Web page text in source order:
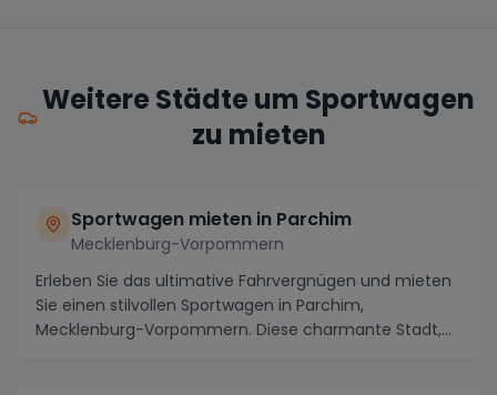
Weitere Städte um Sportwagen
zu mieten
Sportwagen mieten in Parchim
Mecklenburg-Vorpommern
Erleben Sie das ultimative Fahrvergnügen und mieten
Sie einen stilvollen Sportwagen in Parchim,
Mecklenburg-Vorpommern. Diese charmante Stadt,